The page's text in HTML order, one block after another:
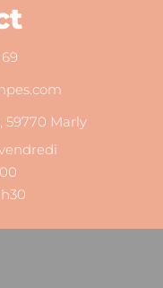
59770 Marly